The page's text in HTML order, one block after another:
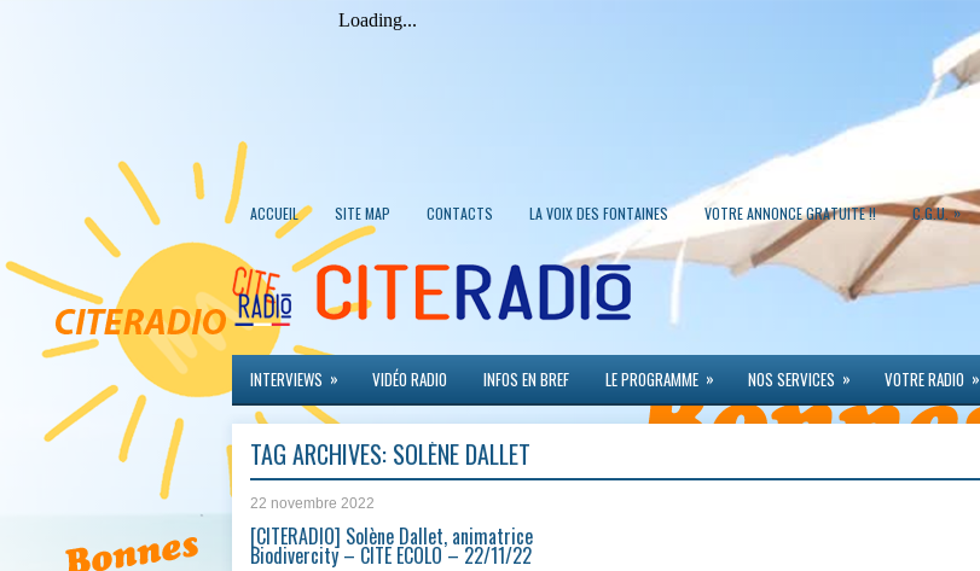
ACCUEIL SITE MAP CONTACTS LA VOIX DES FONTAINES VOTRE ANNONCE GRATUITE !! C.G.U. »
INTERVIEWS » VIDÉO RADIO INFOS EN BREF LE PROGRAMME » NOS SERVICES » VOTRE RADIO »
TAG ARCHIVES: SOLÈNE DALLET
22 novembre 2022
[CITERADIO] Solène Dallet, animatrice
Biodivercity – CITE ECOLO – 22/11/22